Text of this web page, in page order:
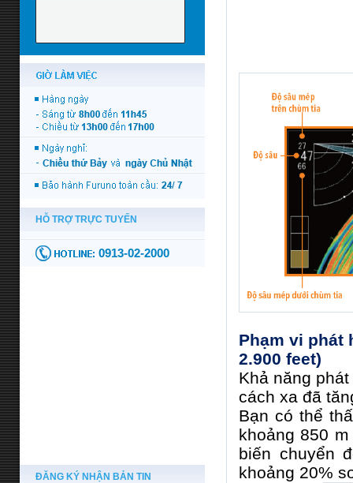
ĐĂNG KÝ NHẬN BẢN TIN
Phạm vi phát
2.900 feet)
Khả năng
cách xa đã
Bạn có thể
khoảng 850
biến chuyển
khoảng 20%